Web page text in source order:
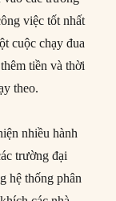
việc tốt nhất
cuộc chạy đua
tiền và thời
theo.
nhiều hành
trường đại
hệ thống phân